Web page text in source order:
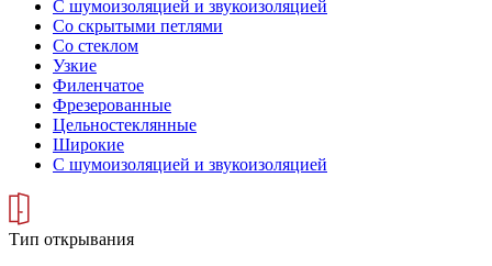
С шумоизоляцией и звукоизоляцией
Со скрытыми петлями
Со стеклом
Узкие
Филенчатое
Фрезерованные
Цельностеклянные
Широкие
С шумоизоляцией и звукоизоляцией
Тип открывания